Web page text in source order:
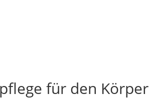
für den Körper